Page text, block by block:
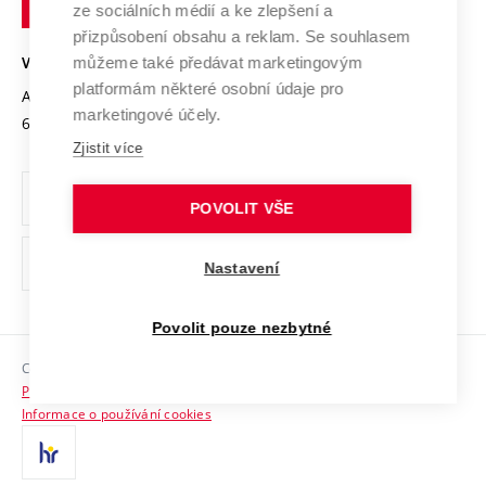
Open Science
Projekty
Projekty ze strukturálních fondů
Specifický výzkum
Mezinárodní dohody
Univerzitní sítě
Bezpečná univerzita
Vyznamenání
Organizační struktura
Ochrana osobních údajů
odkaz)
Sociální bezpečí
HR Award
Kontakty
VYSOKÉ UČENÍ TECHNICKÉ V BRNĚ
Antonínská 548/1
602 00 Brno
www.vut.cz
vut@vutbr.cz
Copyright © 2026 VUT
Prohlášení o přístupnosti
Informace o používání cookies
ze sociálních médií a ke zlepšení a
přizpůsobení obsahu a reklam. Se souhlasem
můžeme také předávat marketingovým
platformám některé osobní údaje pro
marketingové účely.
Zjistit více
POVOLIT VŠE
Nastavení
Povolit pouze nezbytné